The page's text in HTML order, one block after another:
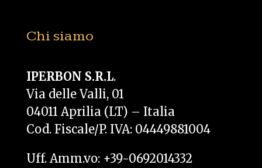
Chi siamo
IPERBON S.R.L.
Via delle Valli, 01
04011 Aprilia (LT) – Italia
Cod. Fiscale/P. IVA: 04449881004
Uff. Amm.vo: +39-0692014332